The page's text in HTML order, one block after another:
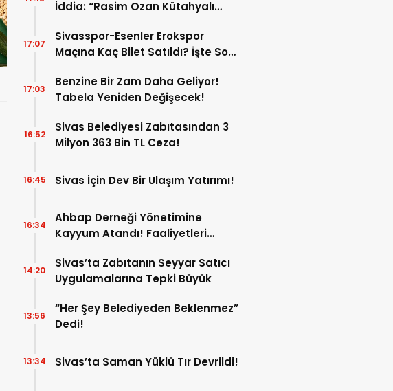
İddia: “Rasim Ozan Kütahyalı
Sivasspor-Esenler Erokspor
Maçına Kaç Bilet Satıldı? İşte Son
17:07
Benzine Bir Zam Daha Geliyor!
Tabela Yeniden Değişecek!
17:03
Sivas Belediyesi Zabıtasından 3
Milyon 363 Bin TL Ceza!
16:52
Sivas İçin Dev Bir Ulaşım Yatırımı!
16:45
Ahbap Derneği Yönetimine
Kayyum Atandı! Faaliyetleri
16:34
Sivas’ta Zabıtanın Seyyar Satıcı
Uygulamalarına Tepki Büyük
14:20
“Her Şey Belediyeden Beklenmez”
Dedi!
13:56
Sivas’ta Saman Yüklü Tır Devrildi!
13:34